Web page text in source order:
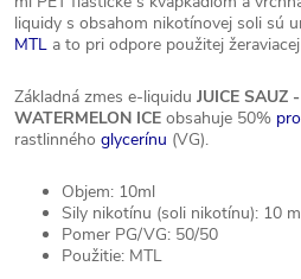
liquidy s obsahom nikotínovej soli sú
MTL a to pri odpore použitej
Základná zmes e-liquidu JUICE SAUZ
WATERMELON ICE obsahuje 50%
rastlinného glycerínu (VG).
Objem: 10ml
Sily nikotínu (soli nikotínu): 10
Pomer PG/VG: 50/50
Použitie: MTL